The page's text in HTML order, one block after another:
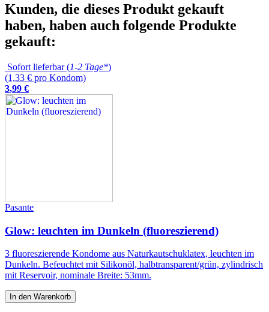
Kunden, die dieses Produkt gekauft
haben, haben auch folgende Produkte
gekauft:
Sofort lieferbar (1-2 Tage*)
(1,33 € pro Kondom)
3,99 €
Pasante
Glow: leuchten im Dunkeln (fluoreszierend)
3 fluoreszierende Kondome aus Naturkautschuklatex, leuchten im
Dunkeln. Befeuchtet mit Silikonöl, halbtransparent/grün, zylindrisch
mit Reservoir, nominale Breite: 53mm.
In den Warenkorb